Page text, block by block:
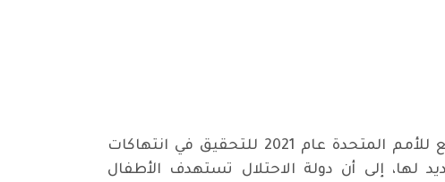
توصلت لجنة تحقيق مستقلة تابعة للأمم المتحدة، والتي شكلها مجلس حقوق الإنسان التابع للأمم المتحدة عام 2021 للتحقيق في انتهاكات
لها، إلى أن دولة الاحتلال تستهدف الأطفال